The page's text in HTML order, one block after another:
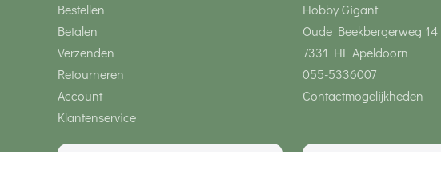
Bestellen
Betalen
Verzenden
Retourneren
Account
Klantenservice
Hobby Gigant
Oude Beekbergerweg 14
7331 HL Apeldoorn
055-5336007
Contactmogelijkheden